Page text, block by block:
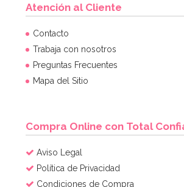
Juego de 25 Pajitas Azul Vintage
AÑADIR
Atención al Cliente
Contacto
Trabaja con nosotros
Preguntas Frecuentes
Mapa del Sitio
Compra Online con Total
Aviso Legal
Política de Privacidad
Condiciones de Compra